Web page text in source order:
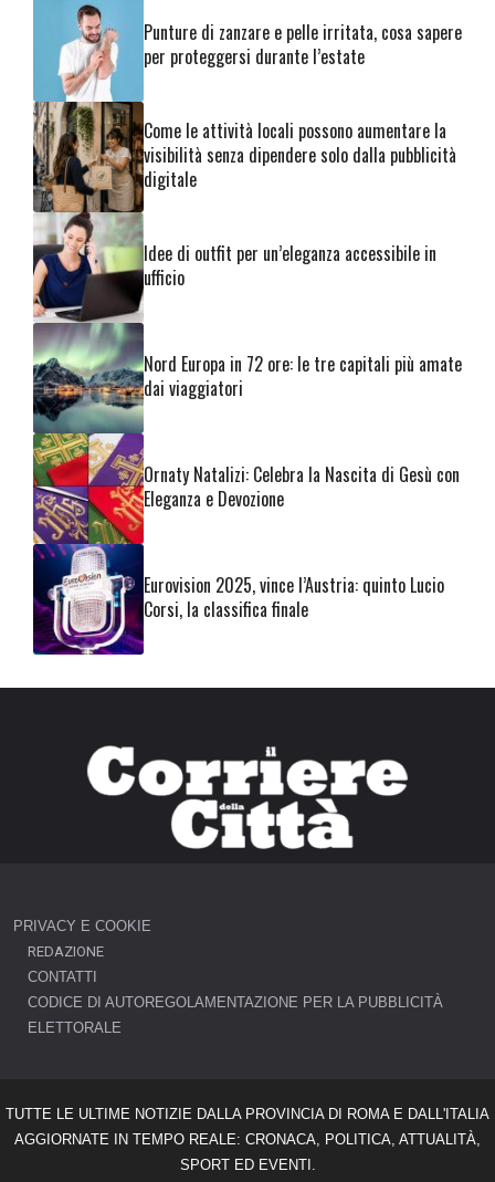
Punture di zanzare e pelle irritata, cosa sapere
per proteggersi durante l’estate
Come le attività locali possono aumentare la
visibilità senza dipendere solo dalla pubblicità
digitale
Idee di outfit per un’eleganza accessibile in
ufficio
Nord Europa in 72 ore: le tre capitali più amate
dai viaggiatori
Ornaty Natalizi: Celebra la Nascita di Gesù con
Eleganza e Devozione
Eurovision 2025, vince l’Austria: quinto Lucio
Corsi, la classifica finale
PRIVACY E COOKIE
REDAZIONE
CONTATTI
CODICE DI AUTOREGOLAMENTAZIONE PER LA PUBBLICITÀ
ELETTORALE
TUTTE LE ULTIME NOTIZIE DALLA PROVINCIA DI ROMA E DALL'ITALIA
AGGIORNATE IN TEMPO REALE: CRONACA, POLITICA, ATTUALITÀ,
SPORT ED EVENTI.